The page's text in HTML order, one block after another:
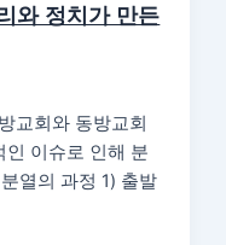
와 정치가 만든
교회와 동방교회
인 이슈로 인해 분
열의 과정 1) 출발